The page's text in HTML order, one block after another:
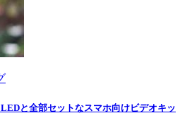
と全部セットなスマホ向けビデオキッ